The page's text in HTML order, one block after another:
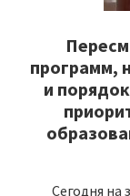
программ,
и
Сегодня на